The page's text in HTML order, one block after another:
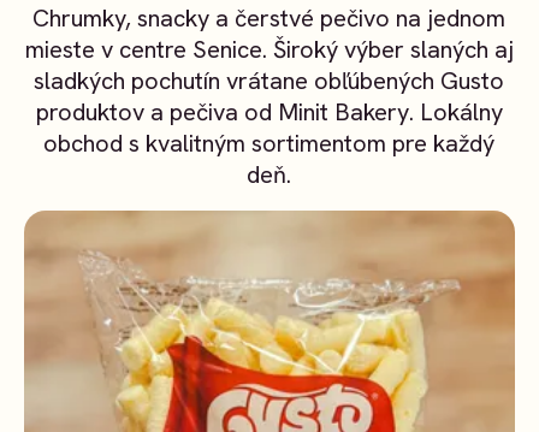
Chrumky, snacky a čerstvé pečivo na jednom
mieste v centre Senice. Široký výber slaných aj
sladkých pochutín vrátane obľúbených Gusto
produktov a pečiva od Minit Bakery. Lokálny
obchod s kvalitným sortimentom pre každý
deň.